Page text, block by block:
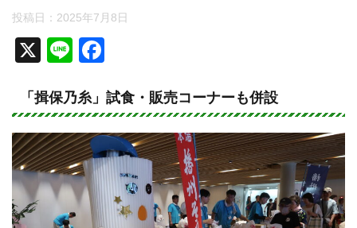
投稿日： 2025年7月8日
X
Li
e
c
e
b
o
o
「揖保乃糸」試食・販売コーナーも併設